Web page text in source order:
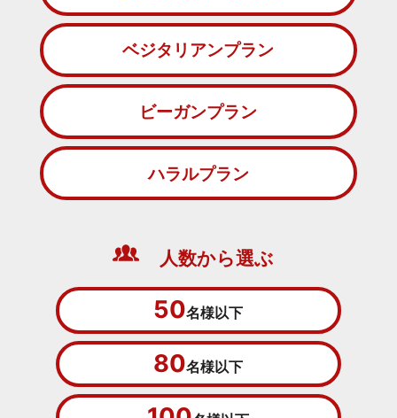
ベジタリアンプラン
ビーガンプラン
ハラルプラン
人数から選ぶ
50名様以下
80名様以下